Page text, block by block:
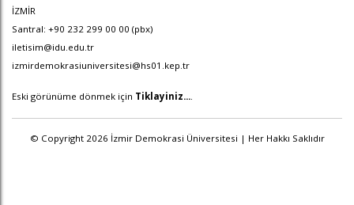
İZMİR
Santral: +90 232 299 00 00 (pbx)
iletisim@idu.edu.tr
izmirdemokrasiuniversitesi@hs01.kep.tr
Eski görünüme dönmek için Tiklayiniz....
© Copyright 2026 İzmir Demokrasi Üniversitesi | Her Hakkı Saklıdır